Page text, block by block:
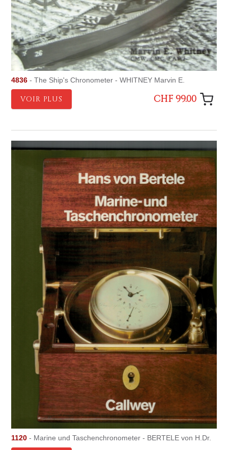
4836 - The Ship's Chronometer - WHITNEY Marvin E.
VOIR PLUS CHF 99.00
1120 - Marine und Taschenchronometer - BERTELE von H.Dr.